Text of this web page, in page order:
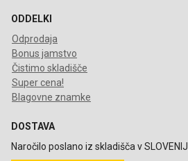
ODDELKI
Odprodaja
Bonus jamstvo
Čistimo skladišče
Super cena!
Blagovne znamke
DOSTAVA
Naročilo poslano iz skladišča v SLOVENIJI.